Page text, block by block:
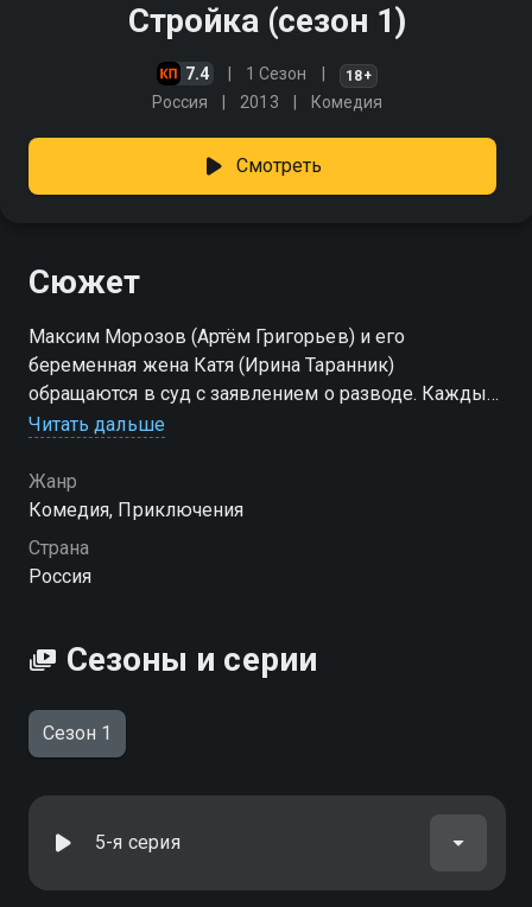
Стройка (сезон 1)
7.4 1 Сезон 18+
Россия 2013 Комедия
Смотреть
Сюжет
Максим Морозов (Артём Григорьев) и его
беременная жена Катя (Ирина Таранник)
обращаются в суд с заявлением о разводе. Каждый
из сторон просит судью (Эдуард Радзюкевич)
Посмотреть онлайн 1 сезон сериала Стройка вы
можете совершенно бесплатно в хорошем HD
качестве на Смотрёшке
Читать дальше
Жанр
Комедия, Приключения
Страна
Россия
Сезоны и серии
Сезон 1
5-я серия